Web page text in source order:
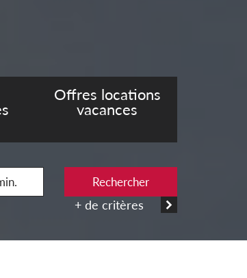
Offres locations
vacances
Rechercher
+ de critères